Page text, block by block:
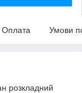
Оплата Умови
розкладний